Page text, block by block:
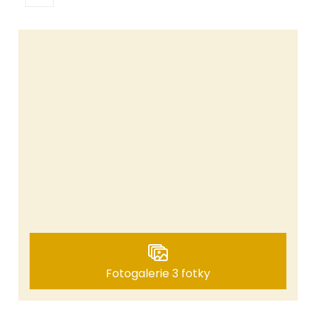
Fotogalerie 3 fotky